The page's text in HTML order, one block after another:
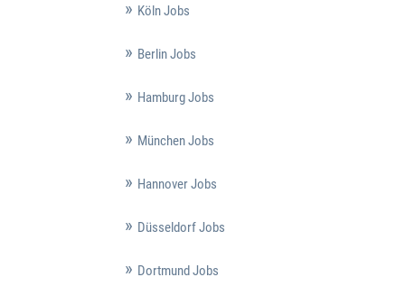
Köln Jobs
Berlin Jobs
Hamburg Jobs
München Jobs
Hannover Jobs
Düsseldorf Jobs
Dortmund Jobs